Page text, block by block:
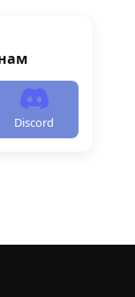
Discord